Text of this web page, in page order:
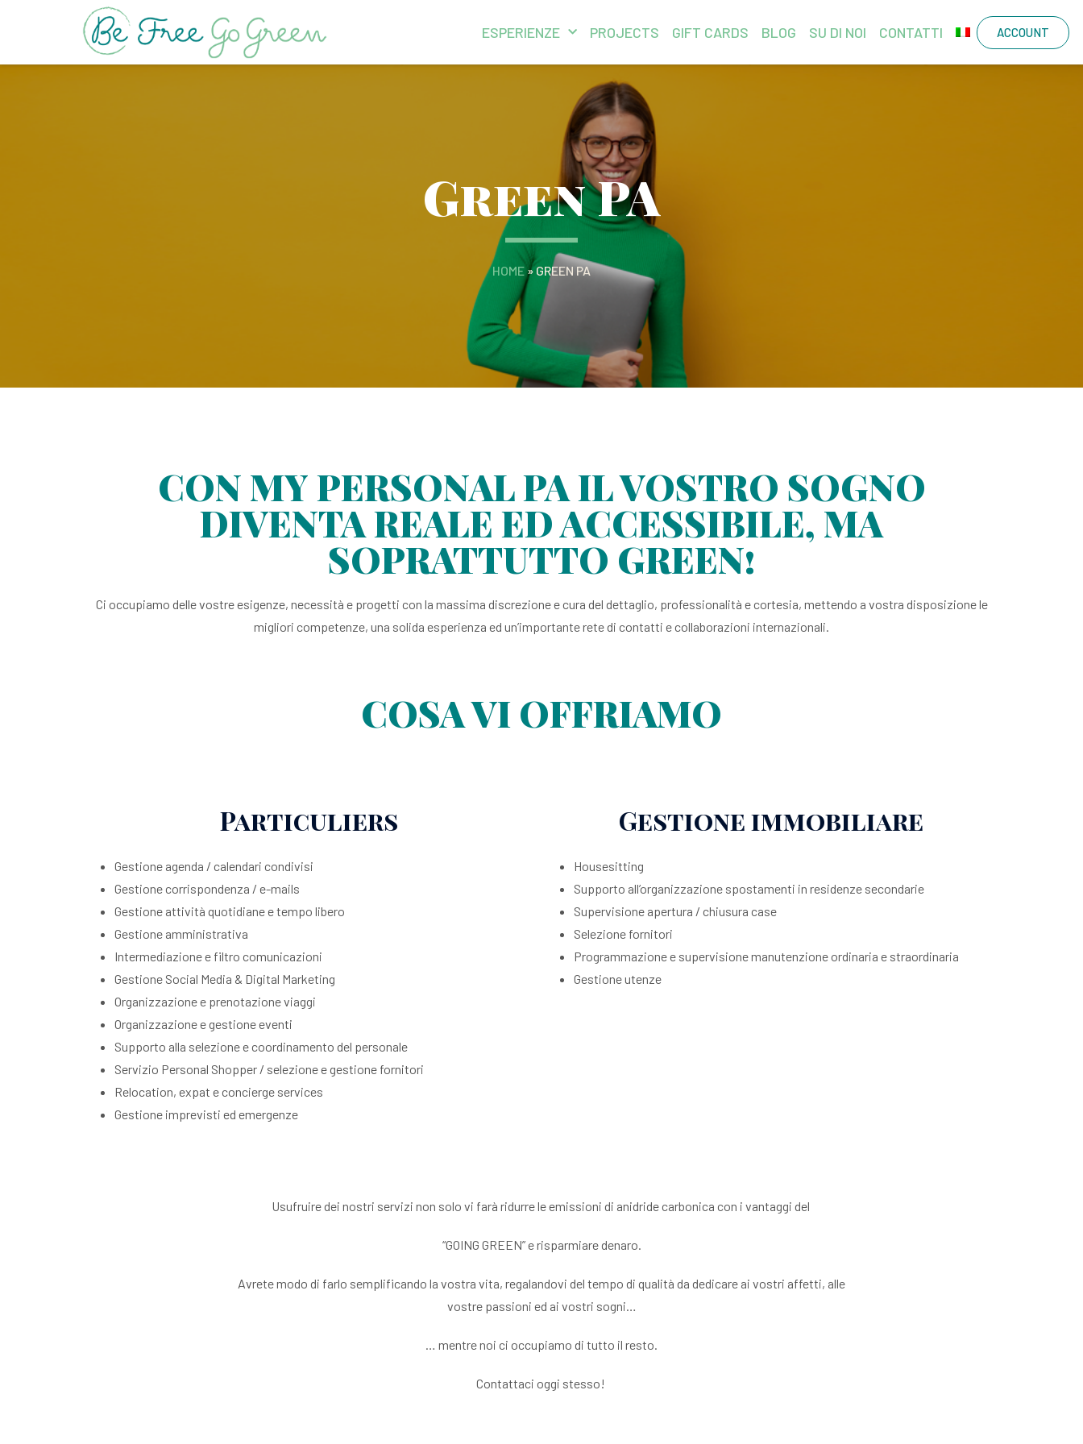
ESPERIENZE PROJECTS GIFT CARDS BLOG SU DI NOI CONTATTI ACCOUNT
Green PA
HOME »GREEN PA
CON MY PERSONAL PA IL VOSTRO SOGNO
DIVENTA REALE ED ACCESSIBILE, MA
SOPRATTUTTO GREEN!
Ci occupiamo delle vostre esigenze, necessità e progetti con la massima discrezione e cura del dettaglio, professionalità e cortesia, mettendo a vostra disposizione le
migliori competenze, una solida esperienza ed un’importante rete di contatti e collaborazioni internazionali.
COSA VI OFFRIAMO
Particuliers
Gestione agenda / calendari condivisi
Gestione corrispondenza / e-mails
Gestione attività quotidiane e tempo libero
Gestione amministrativa
Intermediazione e filtro comunicazioni
Gestione Social Media & Digital Marketing
Organizzazione e prenotazione viaggi
Organizzazione e gestione eventi
Supporto alla selezione e coordinamento del personale
Servizio Personal Shopper / selezione e gestione fornitori
Relocation, expat e concierge services
Gestione imprevisti ed emergenze
Gestione immobiliare
Housesitting
Supporto all’organizzazione spostamenti in residenze secondarie
Supervisione apertura / chiusura case
Selezione fornitori
Programmazione e supervisione manutenzione ordinaria e straordinaria
Gestione utenze
Usufruire dei nostri servizi non solo vi farà ridurre le emissioni di anidride carbonica con i vantaggi del
“GOING GREEN” e risparmiare denaro.
Avrete modo di farlo semplificando la vostra vita, regalandovi del tempo di qualità da dedicare ai vostri affetti, alle
vostre passioni ed ai vostri sogni…
… mentre noi ci occupiamo di tutto il resto.
Contattaci oggi stesso!